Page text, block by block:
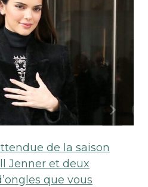
de la saison
Jenner et deux
que vous